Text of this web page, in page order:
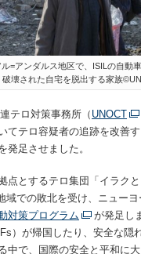
=アンダルス地区で、ISILの自動
破壊された自宅を脱出する家族
テロ対策事務所（ UNOCT
てテロ容疑者の追跡を改善
発足させました。
点とするテロ集団「イラク
域での敗北を受け、ニューヨ
対策プログラム
が発足し
）が帰国したり、安全な隠
中で、国際の安全と平和に